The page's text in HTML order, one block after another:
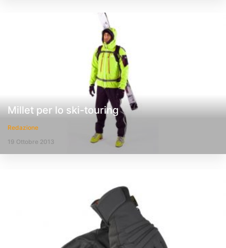
Millet per lo ski-touring
Redazione
19 Ottobre 2013